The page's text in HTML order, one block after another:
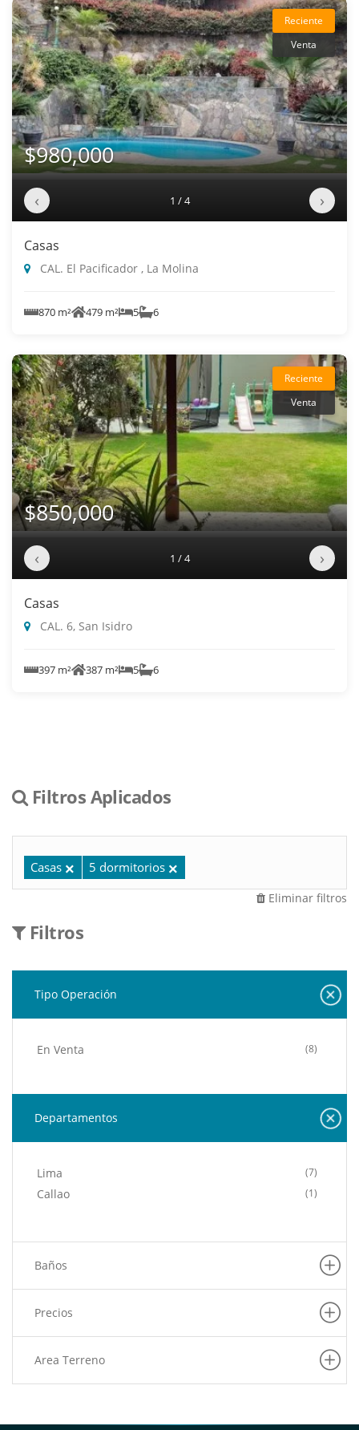
Reciente
Venta
$980,000
‹ 1 / 4 ›
Casas
CAL. El Pacificador , La Molina
870 m² 479 m² 5 6
Reciente
Venta
$850,000
‹ 1 / 4 ›
Casas
CAL. 6, San Isidro
397 m² 387 m² 5 6
Filtros Aplicados
Casas 5 dormitorios
Eliminar filtros
Filtros
Tipo Operación
En Venta (8)
Departamentos
Lima (7)
Callao (1)
Baños
Precios
Area Terreno